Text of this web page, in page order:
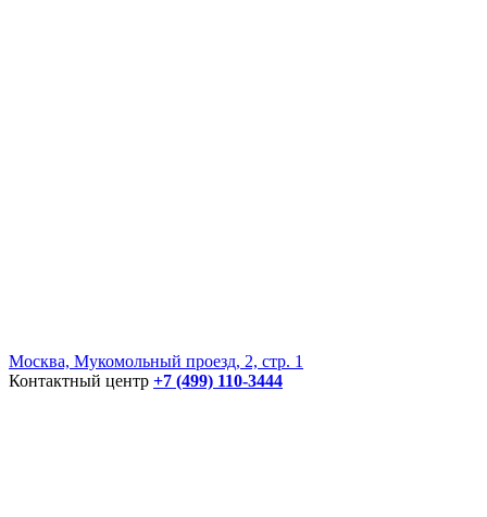
Москва, Мукомольный проезд, 2, стр. 1
Контактный центр +7 (499) 110-3444